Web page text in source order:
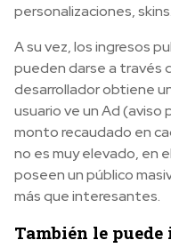
personalizaciones, skins.
A su vez, los ingresos
pueden darse a través
desarrollador obtiene
usuario ve un Ad (aviso
monto recaudado en
no es muy elevado, en
poseen un público
más que interesantes.
También le puede